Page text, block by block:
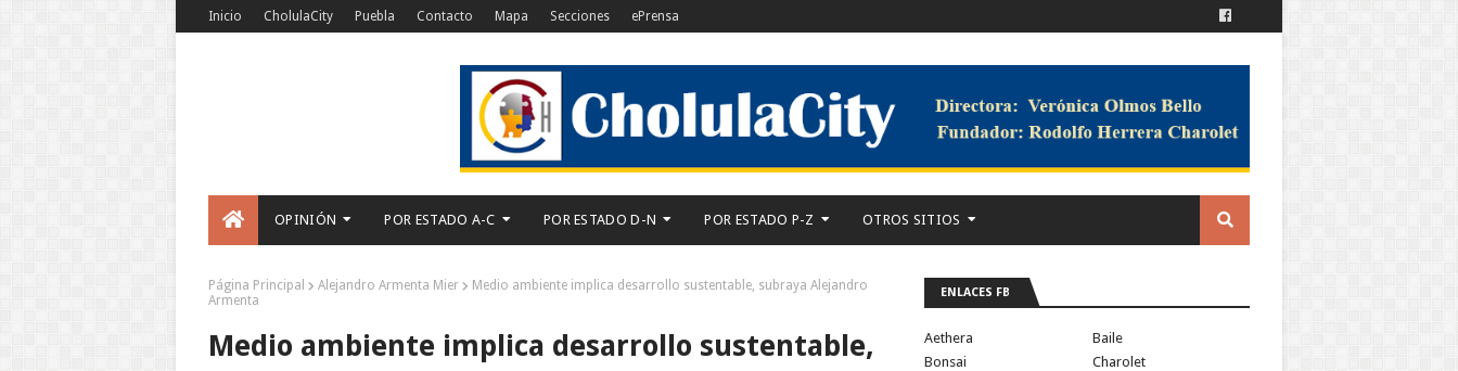
Inicio CholulaCity Puebla Contacto Mapa Secciones ePrensa
OPINIÓN POR ESTADO A-C POR ESTADO D-N POR ESTADO P-Z OTROS SITIOS
Página Principal Alejandro Armenta Mier
Medio ambiente implica desarrollo sustentable, subraya Alejandro
Armenta
Medio ambiente implica desarrollo sustentable,
ENLACES FB
Aethera
Baile
Bonsai
Charolet